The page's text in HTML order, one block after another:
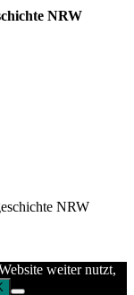
NRW
NRW
weiter nutzt,